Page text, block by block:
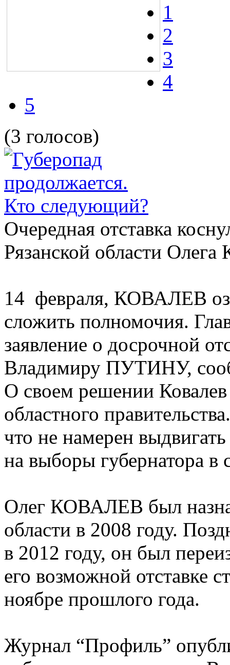
1
2
3
4
5
(3 голосов)
Очередная отставка
Рязанской области
14 февраля, КОВАЛЕВ
сложить полномочия.
заявление о досрочной
Владимиру ПУТИНУ,
О своем решении
областного
что не намерен
на выборы губернатора в
Олег КОВАЛЕВ был
области в 2008 году.
в 2012 году, он был
его возможной отставке
ноябре прошлого года.
Журнал “Профиль”